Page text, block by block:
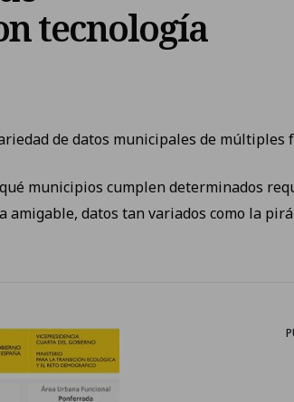
tecnología
de datos municipales de múltiples
municipios cumplen determinados
datos tan variados como la